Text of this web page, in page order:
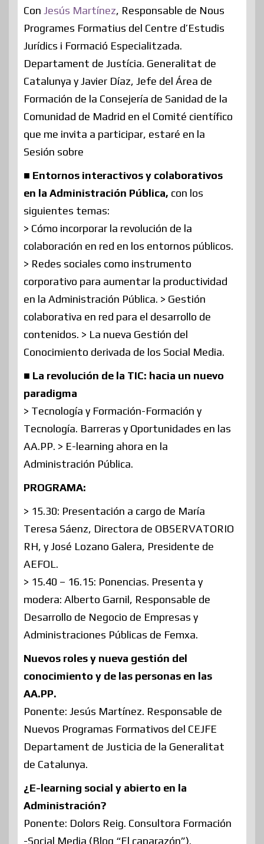
Con Jesús Martínez, Responsable de Nous
Programes Formatius del Centre d’Estudis
Jurídics i Formació Especialitzada.
Departament de Justícia. Generalitat de
Catalunya y Javier Díaz, Jefe del Área de
Formación de la Consejería de Sanidad de la
Comunidad de Madrid en el Comité científico
que me invita a participar, estaré en la
Sesión sobre
■ Entornos interactivos y colaborativos
en la Administración Pública, con los
siguientes temas:
> Cómo incorporar la revolución de la
colaboración en red en los entornos públicos.
> Redes sociales como instrumento
corporativo para aumentar la productividad
en la Administración Pública. > Gestión
colaborativa en red para el desarrollo de
contenidos. > La nueva Gestión del
Conocimiento derivada de los Social Media.
■ La revolución de la TIC: hacia un nuevo
paradigma
> Tecnología y Formación-Formación y
Tecnología. Barreras y Oportunidades en las
AA.PP. > E-learning ahora en la
Administración Pública.
PROGRAMA:
> 15.30: Presentación a cargo de María
Teresa Sáenz, Directora de OBSERVATORIO
RH, y José Lozano Galera, Presidente de
AEFOL.
> 15.40 – 16.15: Ponencias. Presenta y
modera: Alberto Garnil, Responsable de
Desarrollo de Negocio de Empresas y
Administraciones Públicas de Femxa.
Nuevos roles y nueva gestión del
conocimiento y de las personas en las
AA.PP.
Ponente: Jesús Martínez. Responsable de
Nuevos Programas Formativos del CEJFE
Departament de Justicia de la Generalitat
de Catalunya.
¿E-learning social y abierto en la
Administración?
Ponente: Dolors Reig. Consultora Formación
-Social Media (Blog “El caparazón”).